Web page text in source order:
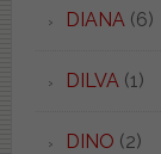
DIANA (6)
DILVA (1)
DINO (2)